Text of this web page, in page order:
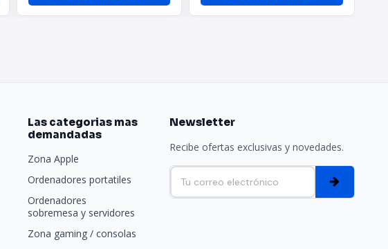
Las categorias mas
demandadas
Zona Apple
Ordenadores portatiles
Ordenadores
sobremesa y servidores
Zona gaming / consolas
Newsletter
Recibe ofertas exclusivas y novedades.